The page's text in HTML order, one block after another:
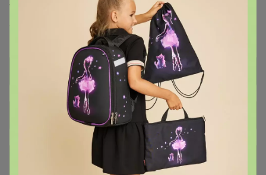
Общий каталог
Шоколадно-ореховые пасты В
НАЛИЧИИ и ПОД ЗАКАЗ
Торговые марки
Torrefacto™